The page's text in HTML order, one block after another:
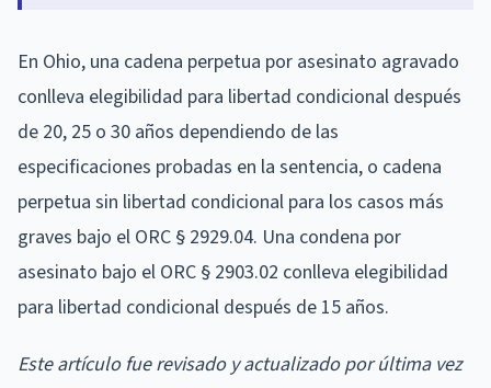
En Ohio, una cadena perpetua por asesinato agravado
conlleva elegibilidad para libertad condicional después
de 20, 25 o 30 años dependiendo de las
especificaciones probadas en la sentencia, o cadena
perpetua sin libertad condicional para los casos más
graves bajo el ORC § 2929.04. Una condena por
asesinato bajo el ORC § 2903.02 conlleva elegibilidad
para libertad condicional después de 15 años.
Este artículo fue revisado y actualizado por última vez